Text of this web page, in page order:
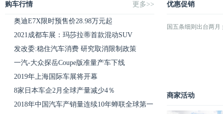
更多>>
购车行情
奥迪E7X限时预售价28.98万元起
2021成都车展：玛莎拉蒂首款混动SUV
发改委:稳住汽车消费 研究取消限制政策
一汽-大众探岳Coupe版准量产车下线
2019年上海国际车展将开幕
8家日本车企2月全球产量减少4％
2018年中国汽车产销量连续10年蝉联全球第一
优惠促销
国五条细则出台两月
商家活动